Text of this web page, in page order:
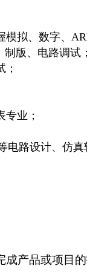
拟、数字、
制版、电路调试；
业；
电路设计、仿
产品或项目